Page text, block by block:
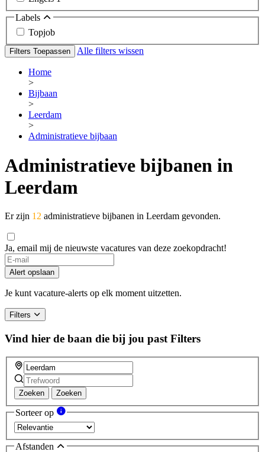
Labels
Topjob
Filters Toepassen Alle filters wissen
Home
>
Bijbaan
>
Leerdam
>
Administratieve bijbaan
Administratieve bijbanen in
Leerdam
Er zijn 12 administratieve bijbanen in Leerdam gevonden.
Ja, email mij de nieuwste vacatures van deze zoekopdracht!
If
you
are
a
ignore
this
field
Alert opslaan
Je kunt vacature-alerts op elk moment uitzetten.
Filters
Vind hier de baan die bij jou past Filters
Zoeken Zoeken
Sorteer op
Afstanden